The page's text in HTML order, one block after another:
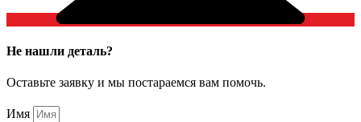
Не нашли деталь?
Оставьте заявку и мы постараемся вам помочь.
Имя